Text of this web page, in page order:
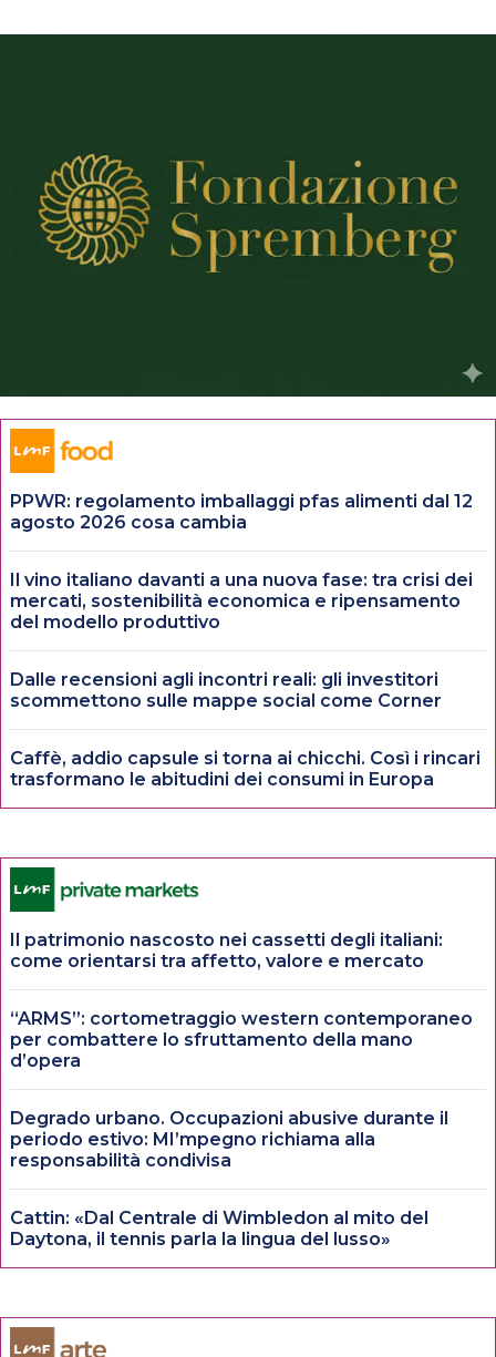
PPWR: regolamento imballaggi pfas alimenti dal 12
agosto 2026 cosa cambia
Il vino italiano davanti a una nuova fase: tra crisi dei
mercati, sostenibilità economica e ripensamento
del modello produttivo
Dalle recensioni agli incontri reali: gli investitori
scommettono sulle mappe social come Corner
Caffè, addio capsule si torna ai chicchi. Così i rincari
trasformano le abitudini dei consumi in Europa
Il patrimonio nascosto nei cassetti degli italiani:
come orientarsi tra affetto, valore e mercato
“ARMS”: cortometraggio western contemporaneo
per combattere lo sfruttamento della mano
d’opera
Degrado urbano. Occupazioni abusive durante il
periodo estivo: MI’mpegno richiama alla
responsabilità condivisa
Cattin: «Dal Centrale di Wimbledon al mito del
Daytona, il tennis parla la lingua del lusso»